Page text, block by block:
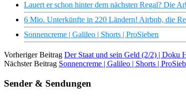
Lauert er schon hinter dem nächsten Regal? Die
6 Mio. Unterkünfte in 220 Ländern! Airbnb, die
Sonnencreme | Galileo | Shorts | ProSieben
Vorheriger Beitrag Der Staat und sein Geld (2/2) | Doku
Nächster Beitrag Sonnencreme | Galileo | Shorts |
Sender & Sendungen